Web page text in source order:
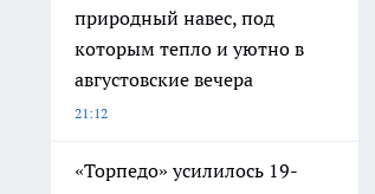
природный навес, под
которым тепло и уютно в
августовские вечера
21:12
«Торпедо» усилилось 19-